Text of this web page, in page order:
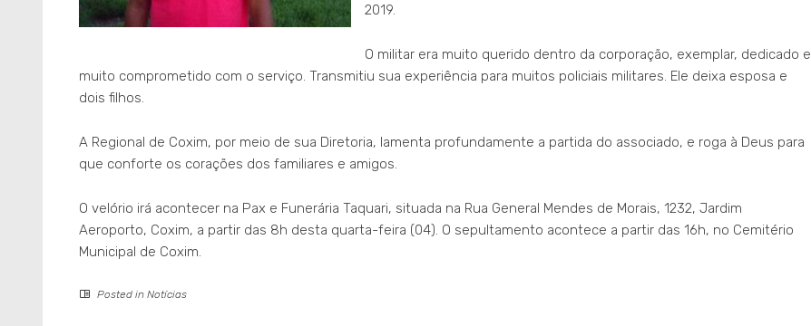
2019.
O militar era muito querido dentro da corporação, exemplar, dedicado e
muito comprometido com o serviço. Transmitiu sua experiência para muitos policiais militares. Ele deixa esposa e
dois filhos.
A Regional de Coxim, por meio de sua Diretoria, lamenta profundamente a partida do associado, e roga à Deus para
que conforte os corações dos familiares e amigos.
O velório irá acontecer na Pax e Funerária Taquari, situada na Rua General Mendes de Morais, 1232, Jardim
Aeroporto, Coxim, a partir das 8h desta quarta-feira (04). O sepultamento acontece a partir das 16h, no Cemitério
Municipal de Coxim.
Posted in Notícias